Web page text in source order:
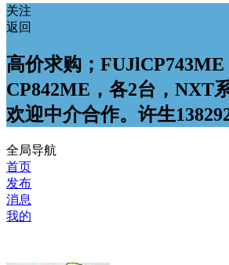
关注
返回
高价求购；FUJlCP743ME
CP842ME，各2台，NXT
欢迎中介合作。许生
全局导航
首页
发布
消息
我的